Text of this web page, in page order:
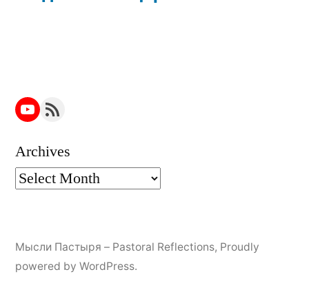
YouTube RSS Feed
Archives
Мысли Пастыря – Pastoral Reflections, Proudly
powered by WordPress.